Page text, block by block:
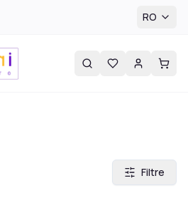
RO
Filtre